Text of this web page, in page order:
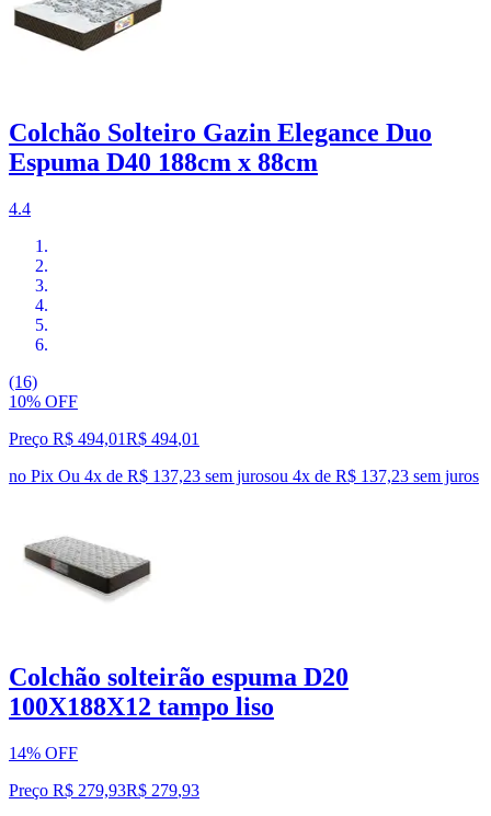
Colchão Solteiro Gazin Elegance Duo
Espuma D40 188cm x 88cm
4.4
(16)
10% OFF
Preço R$ 494,01R$ 494,01
no Pix Ou 4x de R$ 137,23 sem jurosou 4x de R$ 137,23 sem juros
Colchão solteirão espuma D20
100X188X12 tampo liso
14% OFF
Preço R$ 279,93R$ 279,93